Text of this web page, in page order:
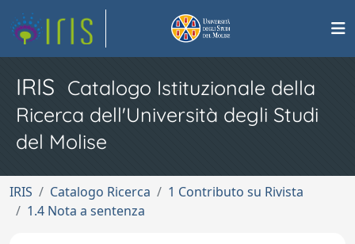
IRIS Catalogo Istituzionale della
Ricerca dell'Università degli Studi
del Molise
IRIS Catalogo Ricerca
1 Contributo su Rivista
1.4 Nota a sentenza